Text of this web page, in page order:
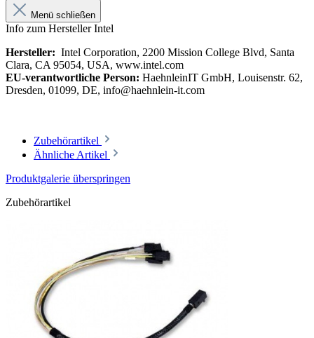
Menü schließen
Info zum Hersteller Intel
Hersteller: Intel Corporation, 2200 Mission College Blvd, Santa
Clara, CA 95054, USA, www.intel.com
EU-verantwortliche Person: HaehnleinIT GmbH, Louisenstr. 62,
Dresden, 01099, DE, info@haehnlein-it.com
Zubehörartikel
Ähnliche Artikel
Produktgalerie überspringen
Zubehörartikel